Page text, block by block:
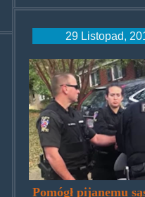
29 Listopad,
man-
helps-
drunk-
neighbor-
home-
Pomógł pijanemu